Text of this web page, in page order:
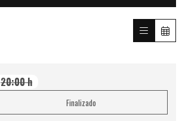
20:00 h
Finalizado